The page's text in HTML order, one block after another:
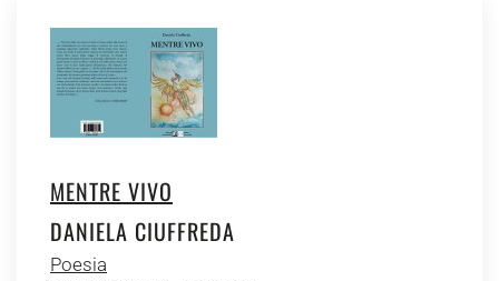
MENTRE VIVO
DANIELA CIUFFREDA
Poesia